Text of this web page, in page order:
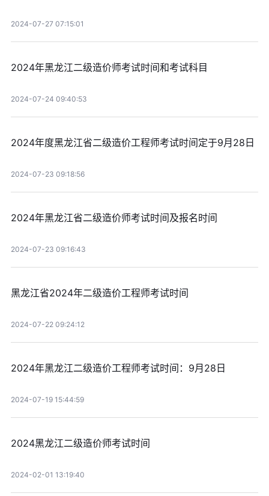
2024-07-27 07:15:01
2024年黑龙江二级造价师考试时间和考试科目
2024-07-24 09:40:53
2024年度黑龙江省二级造价工程师考试时间定于9月28日
2024-07-23 09:18:56
2024年黑龙江省二级造价师考试时间及报名时间
2024-07-23 09:16:43
黑龙江省2024年二级造价工程师考试时间
2024-07-22 09:24:12
2024年黑龙江二级造价工程师考试时间：9月28日
2024-07-19 15:44:59
2024黑龙江二级造价师考试时间
2024-02-01 13:19:40